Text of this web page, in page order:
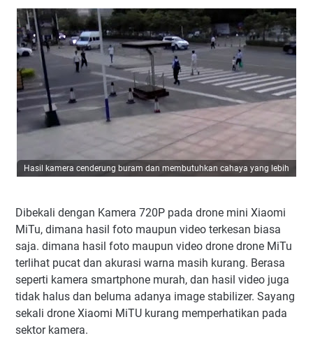
Hasil kamera cenderung buram dan membutuhkan cahaya yang lebih
Dibekali dengan Kamera 720P pada drone mini Xiaomi
MiTu, dimana hasil foto maupun video terkesan biasa
saja. dimana hasil foto maupun video drone drone MiTu
terlihat pucat dan akurasi warna masih kurang. Berasa
seperti kamera smartphone murah, dan hasil video juga
tidak halus dan beluma adanya image stabilizer. Sayang
sekali drone Xiaomi MiTU kurang memperhatikan pada
sektor kamera.